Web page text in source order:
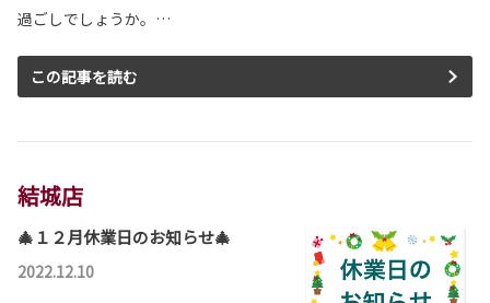
新型ハイラックス発表
新型ハイラックスは茨城トヨタから。
詳しくはこちら
2026-05-14
過ごしでしょうか。…
この記事を読む
結城店
🎄１２月休業日のお知らせ🎄
2022.12.10